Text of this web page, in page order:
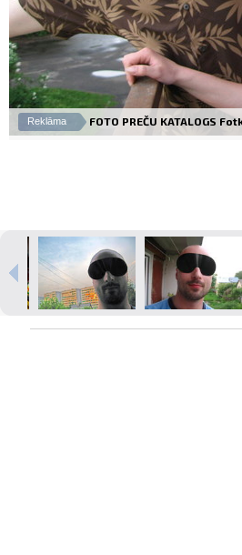
Izdrukas 1h
Dažādi
Reklāma FOTO PREČU KATALOGS